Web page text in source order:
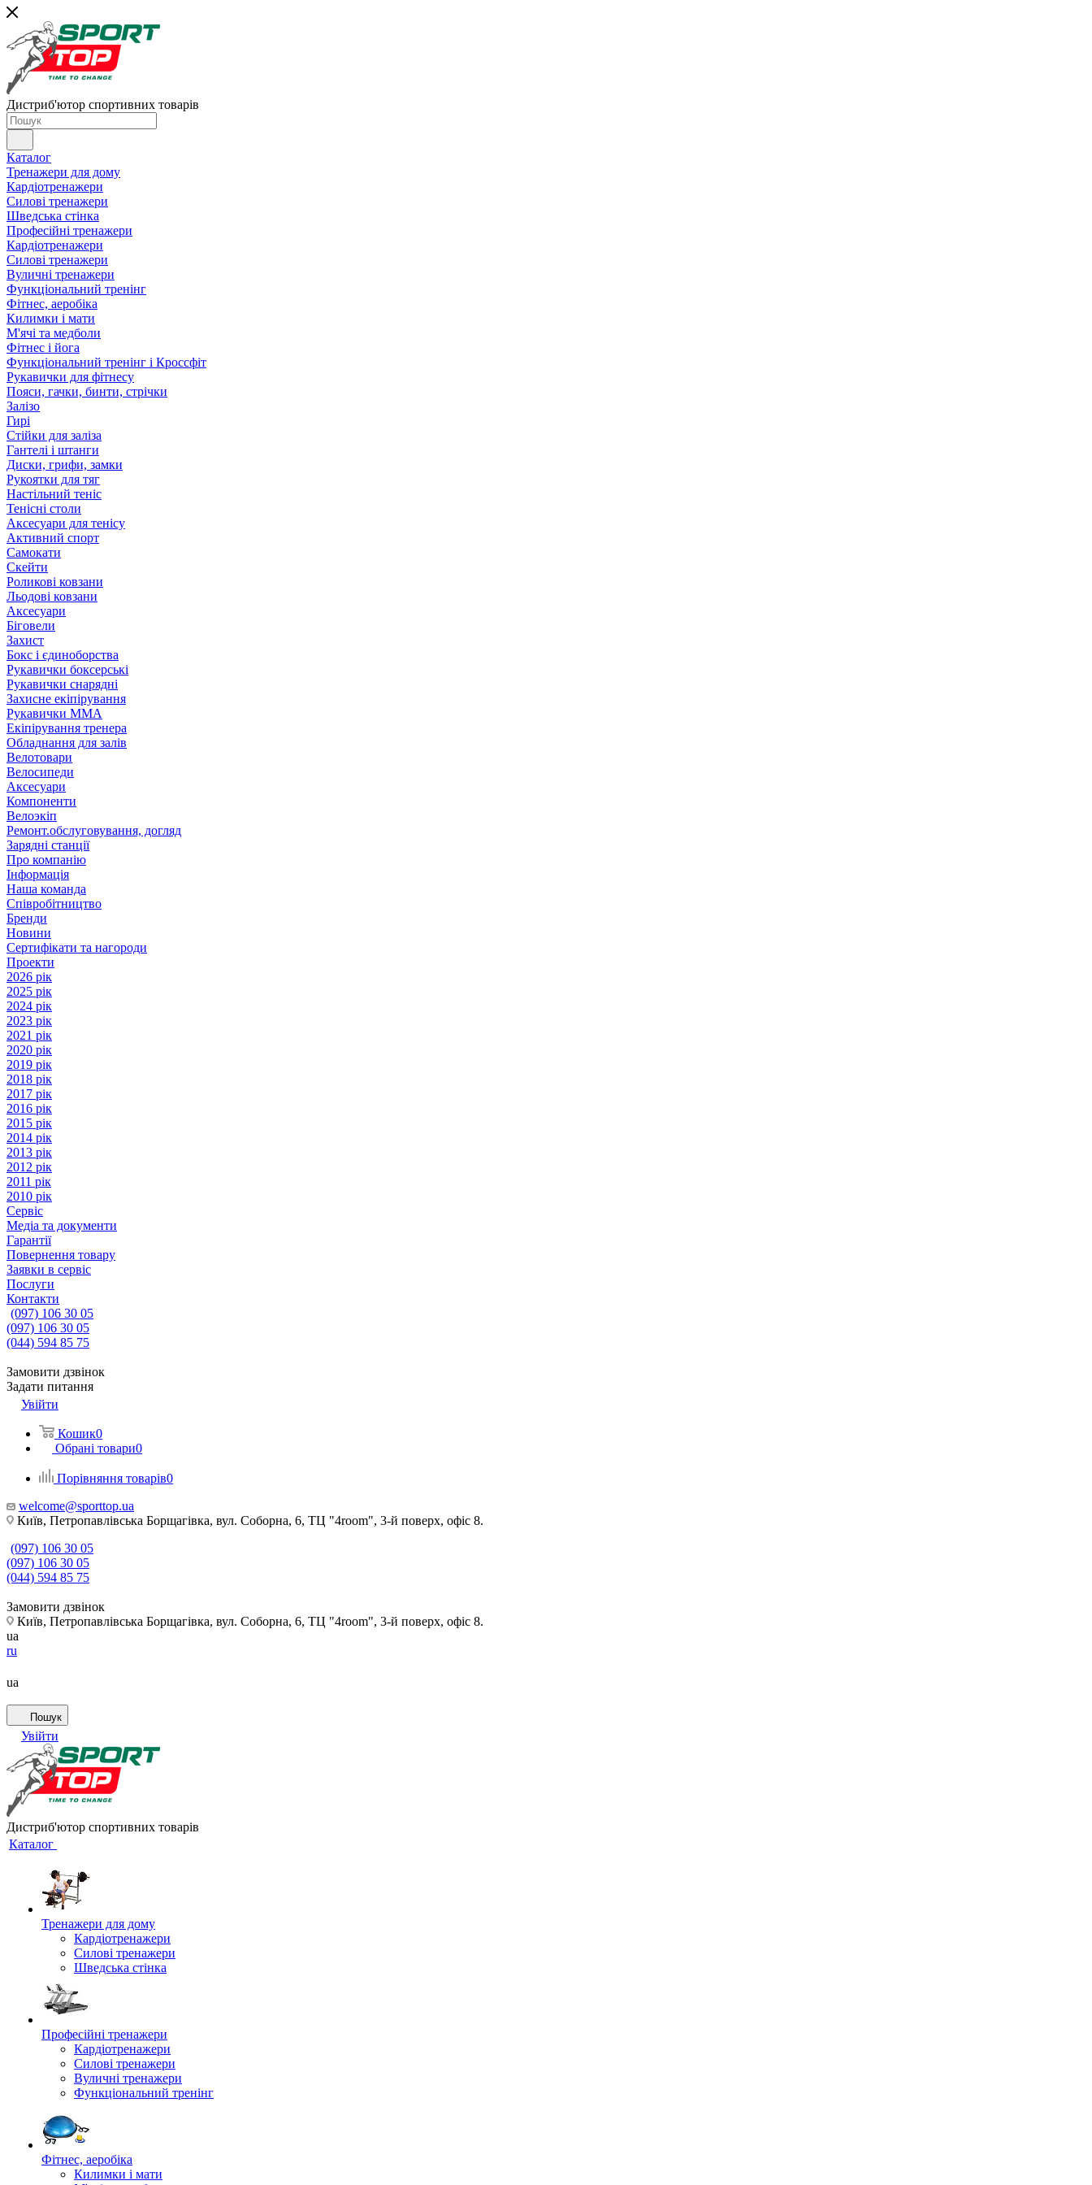
Дистриб'ютор спортивних товарів
Каталог
Тренажери для дому
Кардіотренажери
Силові тренажери
Шведська стінка
Професійні тренажери
Кардіотренажери
Силові тренажери
Вуличні тренажери
Функціональний тренінг
Фітнес, аеробіка
Килимки і мати
М'ячі та медболи
Фітнес і йога
Функціональний тренінг і Кроссфіт
Рукавички для фітнесу
Пояси, гачки, бинти, стрічки
Залізо
Гирі
Стійки для заліза
Гантелі і штанги
Диски, грифи, замки
Рукоятки для тяг
Настільний теніс
Тенісні столи
Аксесуари для тенісу
Активний спорт
Самокати
Скейти
Роликові ковзани
Льодові ковзани
Аксесуари
Біговели
Захист
Бокс і єдиноборства
Рукавички боксерські
Рукавички снарядні
Захисне екіпірування
Рукавички ММА
Екіпірування тренера
Обладнання для залів
Велотовари
Велосипеди
Аксесуари
Компоненти
Велоэкіп
Ремонт.обслуговування, догляд
Зарядні станції
Про компанію
Інформація
Наша команда
Співробітництво
Бренди
Новини
Сертифікати та нагороди
Проекти
2026 рік
2025 рік
2024 рік
2023 рік
2021 рік
2020 рік
2019 рік
2018 рік
2017 рік
2016 рік
2015 рік
2014 рік
2013 рік
2012 рік
2011 рік
2010 рік
Сервіс
Медіа та документи
Гарантії
Повернення товару
Заявки в сервіс
Послуги
Контакти
(097) 106 30 05
(097) 106 30 05
(044) 594 85 75
Замовити дзвінок
Задати питання
Увійти
Кошик0
Обрані товари0
Порівняння товарів0
welcome@sporttop.ua
Київ, Петропавлівська Борщагівка, вул. Соборна, 6, ТЦ "4room", 3-й поверх, офіс 8.
(097) 106 30 05
(097) 106 30 05
(044) 594 85 75
Замовити дзвінок
Київ, Петропавлівська Борщагівка, вул. Соборна, 6, ТЦ "4room", 3-й поверх, офіс 8.
ua
ru
ua
Пошук
Увійти
Дистриб'ютор спортивних товарів
Каталог
Тренажери для дому
Кардіотренажери
Силові тренажери
Шведська стінка
Професійні тренажери
Кардіотренажери
Силові тренажери
Вуличні тренажери
Функціональний тренінг
Фітнес, аеробіка
Килимки і мати